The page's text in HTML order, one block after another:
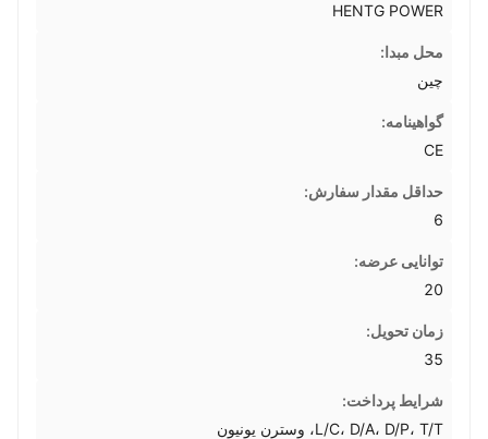
HENTG POWER
محل مبدا:
چین
گواهینامه:
CE
حداقل مقدار سفارش:
6
توانایی عرضه:
20
زمان تحویل:
35
شرایط پرداخت:
L/C، D/A، D/P، T/T، وسترن یونیون